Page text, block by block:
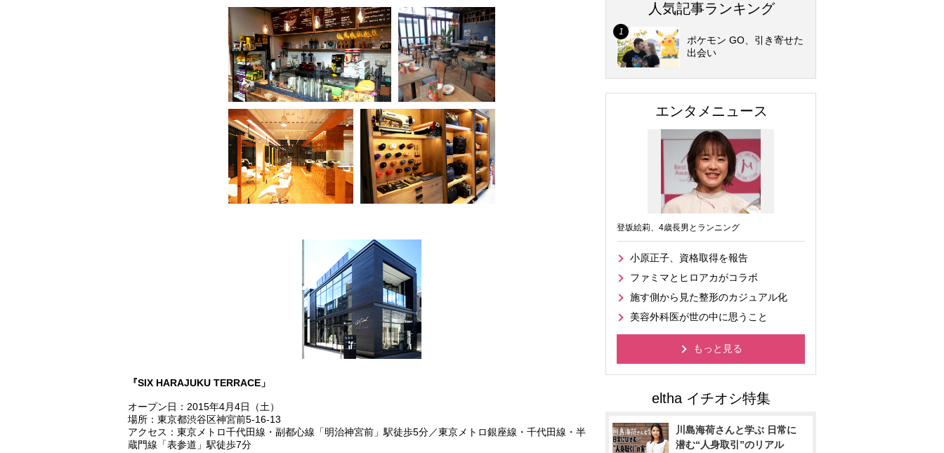
『SIX HARAJUKU TERRACE」
オープン日：2015年4月4日（土）
場所：東京都渋谷区神宮前5-16-13
アクセス：東京メトロ千代田線・副都心線「明治神宮前」駅徒歩5分／東京メトロ銀座線・千代田線・半
蔵門線「表参道」駅徒歩7分
人気記事ランキング
ポケモン GO、引き寄せた
出会い
エンタメニュース
登坂絵莉、4歳長男とランニング
小原正子、資格取得を報告
ファミマとヒロアカがコラボ
施す側から見た整形のカジュアル化
美容外科医が世の中に思うこと
もっと見る
川島海荷さんと学ぶ 日常に
潜む“人身取引”のリアル